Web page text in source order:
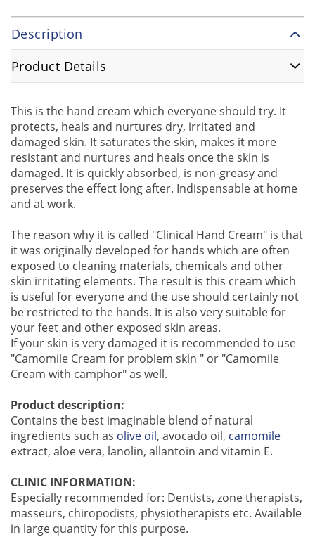
Description
Product Details
This is the hand cream which everyone should try. It
protects, heals and nurtures dry, irritated and
damaged skin. It saturates the skin, makes it more
resistant and nurtures and heals once the skin is
damaged. It is quickly absorbed, is non-greasy and
preserves the effect long after. Indispensable at home
and at work.
The reason why it is called "Clinical Hand Cream" is that
it was originally developed for hands which are often
exposed to cleaning materials, chemicals and other
skin irritating elements. The result is this cream which
is useful for everyone and the use should certainly not
be restricted to the hands. It is also very suitable for
your feet and other exposed skin areas.
If your skin is very damaged it is recommended to use
"Camomile Cream for problem skin " or "Camomile
Cream with camphor" as well.
Product description:
Contains the best imaginable blend of natural
ingredients such as olive oil, avocado oil, camomile
extract, aloe vera, lanolin, allantoin and vitamin E.
CLINIC INFORMATION:
Especially recommended for: Dentists, zone therapists,
masseurs, chiropodists, physiotherapists etc. Available
in large quantity for this purpose.